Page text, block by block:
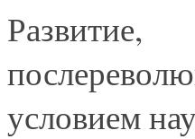
условием